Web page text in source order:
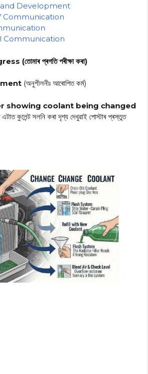
Development
Communication
Communication
(তোমাৰ প্ৰগতি পৰীক্ষা কৰা)
(অনুশীলনীঃ আৰোপিত কর্ম)
showing coolant being changed
এটাত কুলেন্ট সলনি কৰা দৃশ্য দেখুৱাই পোস্টাৰ প্ৰস্তুত